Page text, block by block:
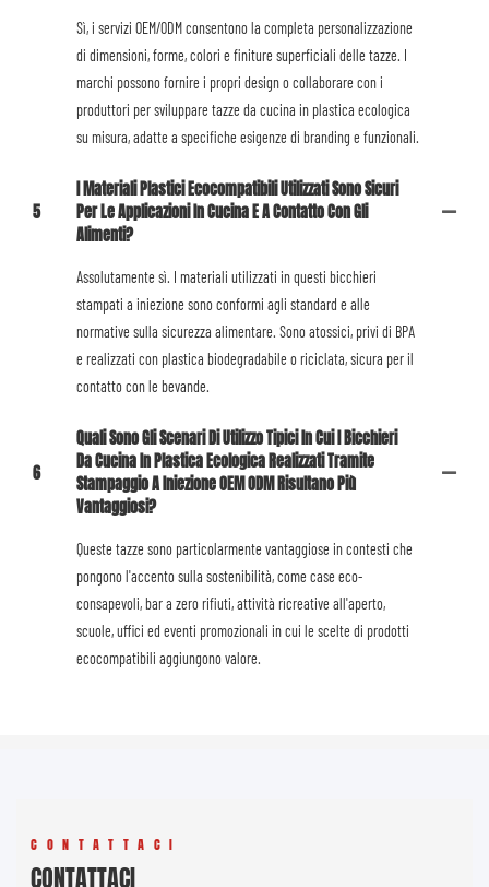
Sì, i servizi OEM/ODM consentono la completa personalizzazione
di dimensioni, forme, colori e finiture superficiali delle tazze. I
marchi possono fornire i propri design o collaborare con i
produttori per sviluppare tazze da cucina in plastica ecologica
su misura, adatte a specifiche esigenze di branding e funzionali.
5
I Materiali Plastici Ecocompatibili Utilizzati Sono Sicuri
Per Le Applicazioni In Cucina E A Contatto Con Gli
Alimenti?
Assolutamente sì. I materiali utilizzati in questi bicchieri
stampati a iniezione sono conformi agli standard e alle
normative sulla sicurezza alimentare. Sono atossici, privi di BPA
e realizzati con plastica biodegradabile o riciclata, sicura per il
contatto con le bevande.
6
Quali Sono Gli Scenari Di Utilizzo Tipici In Cui I Bicchieri
Da Cucina In Plastica Ecologica Realizzati Tramite
Stampaggio A Iniezione OEM ODM Risultano Più
Vantaggiosi?
Queste tazze sono particolarmente vantaggiose in contesti che
pongono l'accento sulla sostenibilità, come case eco-
consapevoli, bar a zero rifiuti, attività ricreative all'aperto,
scuole, uffici ed eventi promozionali in cui le scelte di prodotti
ecocompatibili aggiungono valore.
CONTATTACI
CONTATTACI